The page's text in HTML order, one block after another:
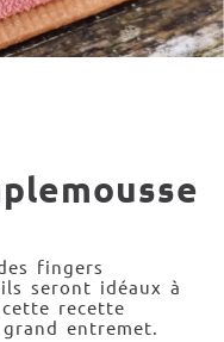
fingers
seront idéaux à
recette
entremet.